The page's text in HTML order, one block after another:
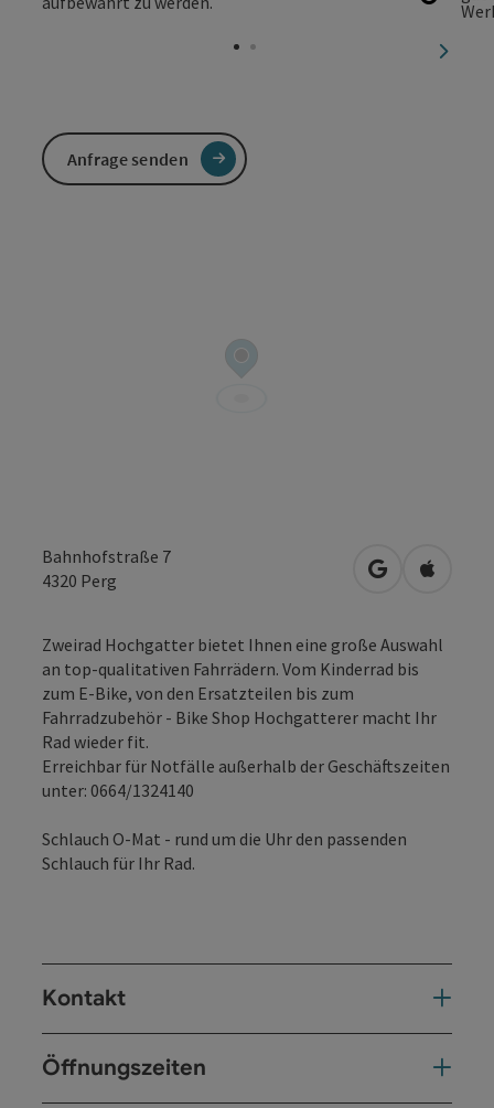
Bahnhofstraße 7
4320 Perg in Google
in
Zweirad Hochgatter bietet Ihnen eine große Auswahl
an top-qualitativen Fahrrädern. Vom Kinderrad bis
zum E-Bike, von den Ersatzteilen bis zum
Fahrradzubehör - Bike Shop Hochgatterer macht Ihr
Rad wieder fit.
Erreichbar für Notfälle außerhalb der Geschäftszeiten
unter: 0664/1324140
Schlauch O-Mat - rund um die Uhr den passenden
Schlauch für Ihr Rad.
Kontakt
Öffnungszeiten
Anfrage senden